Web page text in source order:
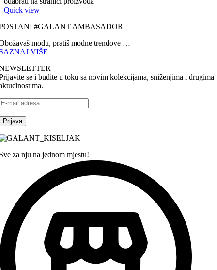
Quick view
#GALANT AMBASADOR
modu, pratiš modne trendove …
VIŠE
se i budite u toku sa novim kolekcijama, sniženjima i drugima
za nju na jednom mjestu!